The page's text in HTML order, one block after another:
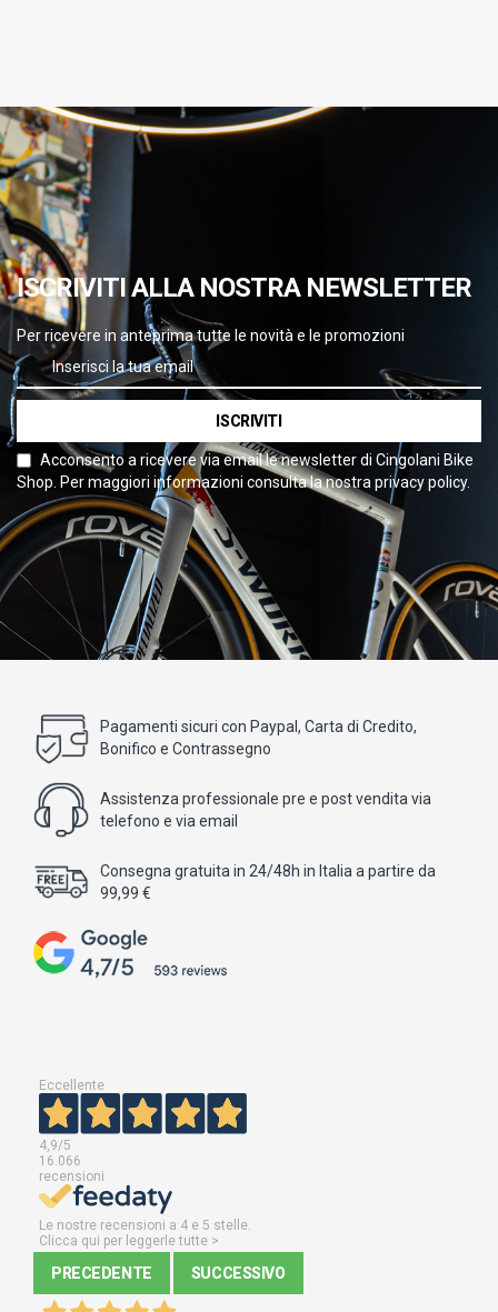
ISCRIVITI ALLA NOSTRA NEWSLETTER
Per ricevere in anteprima tutte le novità e le promozioni
ISCRIVITI
Acconsento a ricevere via email le newsletter di Cingolani Bike
Shop. Per maggiori informazioni consulta la nostra privacy policy.
Pagamenti sicuri con Paypal, Carta di Credito,
Bonifico e Contrassegno
Assistenza professionale pre e post vendita via
telefono e via email
Consegna gratuita in 24/48h in Italia a partire da
99,99 €
Eccellente
4,9/5
16.066
recensioni
Le nostre recensioni a 4 e 5 stelle.
Clicca qui per leggerle tutte >
PRECEDENTE SUCCESSIVO